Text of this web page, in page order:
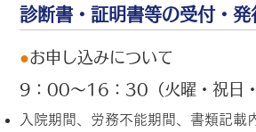
診断書・証明書等の受付・発
●お申し込みについて
9：00～16：30（火曜・祝日・
入院期間、労務不能期間、書類記